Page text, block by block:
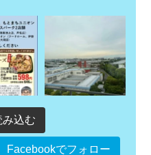
み込む
Facebookでフォロー